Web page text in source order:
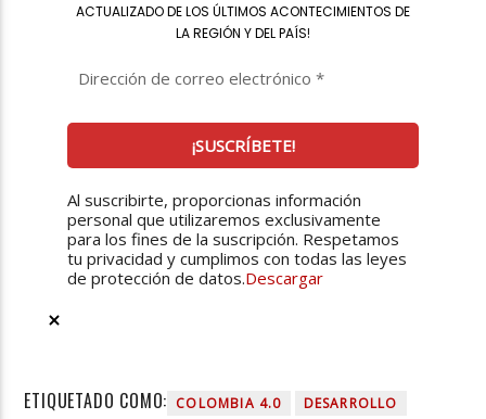
ACTUALIZADO DE LOS ÚLTIMOS ACONTECIMIENTOS DE
LA REGIÓN Y DEL PAÍS!
Al suscribirte, proporcionas información
personal que utilizaremos exclusivamente
para los fines de la suscripción. Respetamos
tu privacidad y cumplimos con todas las leyes
de protección de datos.Descargar
ETIQUETADO COMO: COLOMBIA 4.0
DESARROLLO